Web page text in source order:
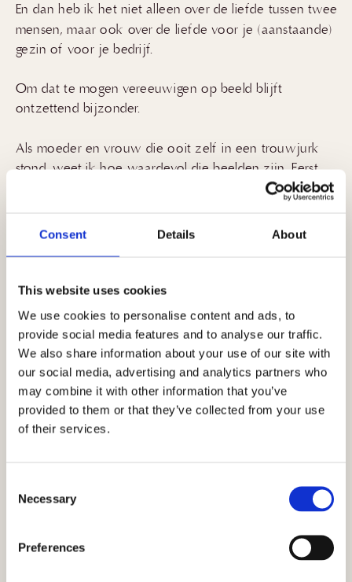
Consent Details About
This website uses cookies
We use cookies to personalise content and ads, to
provide social media features and to analyse our traffic.
We also share information about your use of our site with
our social media, advertising and analytics partners who
may combine it with other information that you’ve
provided to them or that they’ve collected from your use
of their services.
Selection
Necessary
Preferences
En dan heb ik het niet alleen over de liefde tussen twee
mensen, maar ook over de liefde voor je (aanstaande)
gezin of voor je bedrijf.
Om dat te mogen vereeuwigen op beeld blijft
ontzettend bijzonder.
Als moeder en vrouw die ooit zelf in een trouwjurk
stond, weet ik hoe waardevol die beelden zijn. Eerst
kijk je er vol trots naar, later met warme gevoelens
mensen van wie je houdt.
Daarom zoek ik in elke fotoshoot de echtheid op. Dus
geen geforceerde poses of gemaakte lachjes, maar
mensen puur zoals ze zijn. Dat is wat mij betreft het
allermooist.